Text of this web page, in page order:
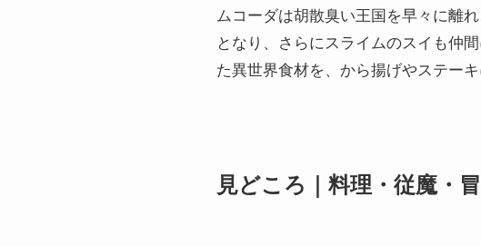
ムコーダは胡散臭い王国を早々に離
となり、さらにスライムのスイも仲
た異世界食材を、から揚げやステー
見どころ｜料理・従魔・